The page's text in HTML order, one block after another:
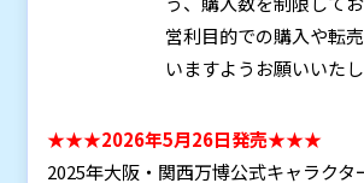
営利目的での購入や転
いますようお願いいたし
★★★2026年5月26日発売★★★
2025年大阪・関西万博公式キャラクタ